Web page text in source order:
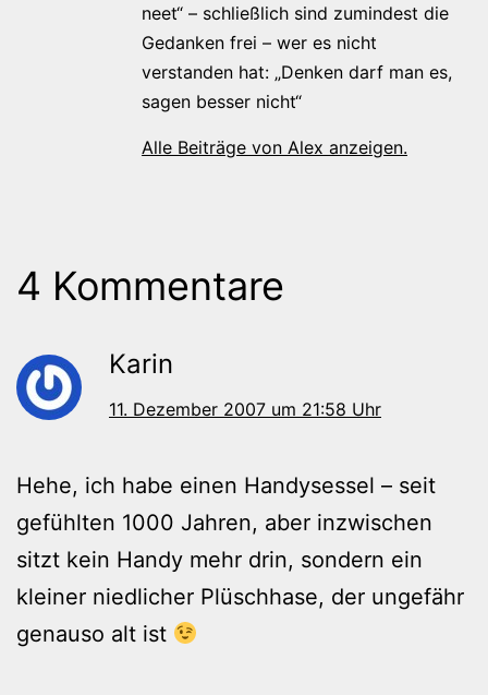
neet“ – schließlich sind zumindest die
Gedanken frei – wer es nicht
verstanden hat: „Denken darf man es,
sagen besser nicht“
Alle Beiträge von Alex anzeigen.
4 Kommentare
Karin
11. Dezember 2007 um 21:58 Uhr
Hehe, ich habe einen Handysessel – seit
gefühlten 1000 Jahren, aber inzwischen
sitzt kein Handy mehr drin, sondern ein
kleiner niedlicher Plüschhase, der ungefähr
genauso alt ist